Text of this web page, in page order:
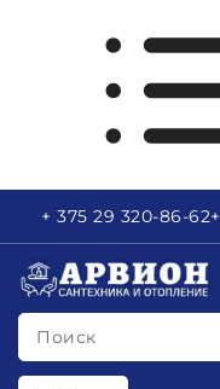
+ 375 29 320-86-62
Поиск